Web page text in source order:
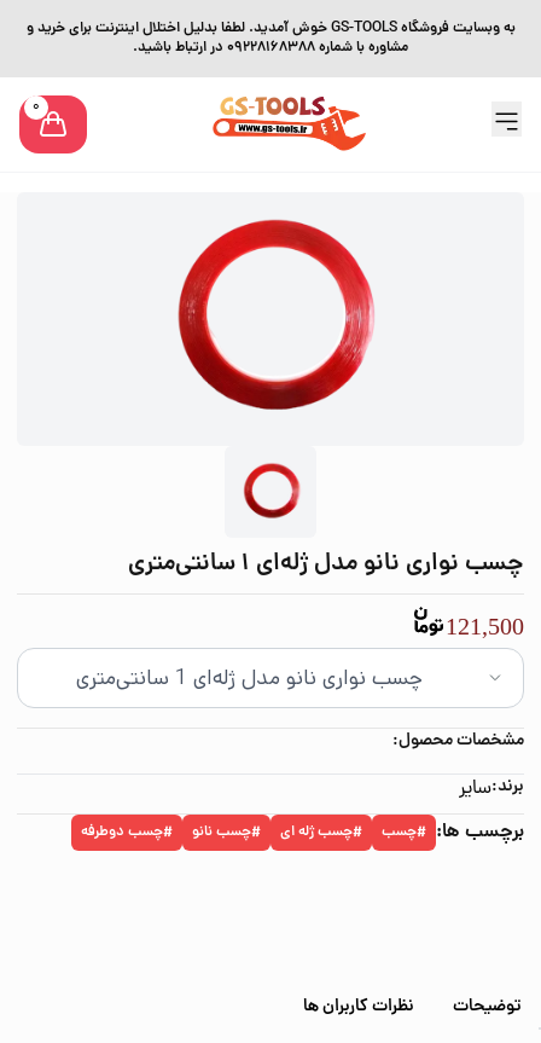
به وبسایت فروشگاه GS-TOOLS خوش آمدید. لطفا بدلیل اختلال اینترنت برای خرید و
مشاوره با شماره 09228168388 در ارتباط باشید.
0
چسب نواری نانو مدل ژله‌‌ای 1 سانتی‌متری
121,500
مشخصات محصول:
برند:سایر
برچسب ها: #چسب #چسب ژله ای #چسب نانو #چسب دوطرفه
توضیحات نظرات کاربران ها